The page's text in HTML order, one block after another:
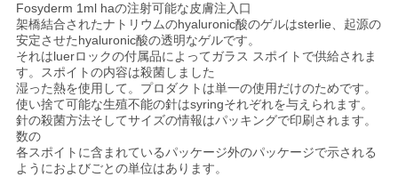
い
ニ
ュ
ー
Fosyderm 1ml haの注射可能な皮膚注入口
架橋結合されたナトリウムのhyaluronic酸のゲルはsterlie、起源の
安定させたhyaluronic酸の透明なゲルです。
それはluerロックの付属品によってガラス スポイトで供給されま
す。スポイトの内容は殺菌しました
湿った熱を使用して。プロダクトは単一の使用だけのためです。
使い捨て可能な生殖不能の針はsyringそれぞれを与えられます。
針の殺菌方法そしてサイズの情報はパッキングで印刷されます。
数の
各スポイトに含まれているパッケージ外のパッケージで示される
ようにおよびごとの単位はあります。